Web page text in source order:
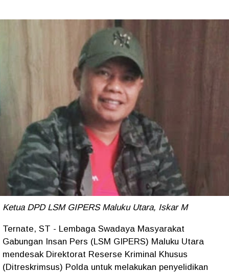
Ketua DPD LSM GIPERS Maluku Utara, Iskar M
Ternate, ST - Lembaga Swadaya Masyarakat
Gabungan Insan Pers (LSM GIPERS) Maluku Utara
mendesak Direktorat Reserse Kriminal Khusus
(Ditreskrimsus) Polda untuk melakukan penyelidikan